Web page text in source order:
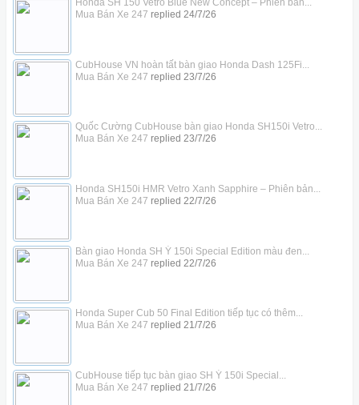
Honda SH 150 Vetro Blue New Concept – Phiên bản...
Mua Bán Xe 247 replied 24/7/26
CubHouse VN hoàn tất bàn giao Honda Dash 125Fi...
Mua Bán Xe 247 replied 23/7/26
Quốc Cường CubHouse bàn giao Honda SH150i Vetro...
Mua Bán Xe 247 replied 23/7/26
Honda SH150i HMR Vetro Xanh Sapphire – Phiên bản...
Mua Bán Xe 247 replied 22/7/26
Bàn giao Honda SH Ý 150i Special Edition màu đen...
Mua Bán Xe 247 replied 22/7/26
Honda Super Cub 50 Final Edition tiếp tục có thêm...
Mua Bán Xe 247 replied 21/7/26
CubHouse tiếp tục bàn giao SH Ý 150i Special...
Mua Bán Xe 247 replied 21/7/26